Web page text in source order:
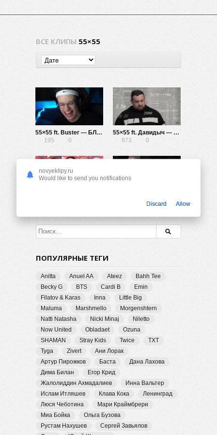
ВСЕ КЛИПЫ 55×55
55×55 ft. Buster — БЛОКБУСТЕР
195
0
55×55 ft. Давидыч — 3000 Раз
973
0
55×55 ft. Настя Ивлеева — 15 см
ПОПУЛЯРНЫЕ ТЕГИ
Anitta Anuel AA Ateez
Bahh Tee
Becky G
BTS Cardi B
Emin
Filatov & Karas
Inna
Little Big
Maluma
Marshmello
Morgenshtern
Natti Natasha
Nicki Minaj
Niletto
Now United
Obladaet
Ozuna
SHAMAN
Stray Kids Twice
TXT
Tyga
Zivert
Ани Лорак
Артур Пирожков
Баста
Дана Лахова
Дима Билан
Егор Крид
Жалолиддин Ахмадалиев
Инна Вальтер
Ислам Итляшев
Клава Кока
Ленинград
Люся Чеботина
Мари Краймбрери
Миа Бойка
Ольга Бузова
Рустам Нахушев
Сергей Завьялов
novyeklipy.ru
Would like to send you notifications
Discard Allow